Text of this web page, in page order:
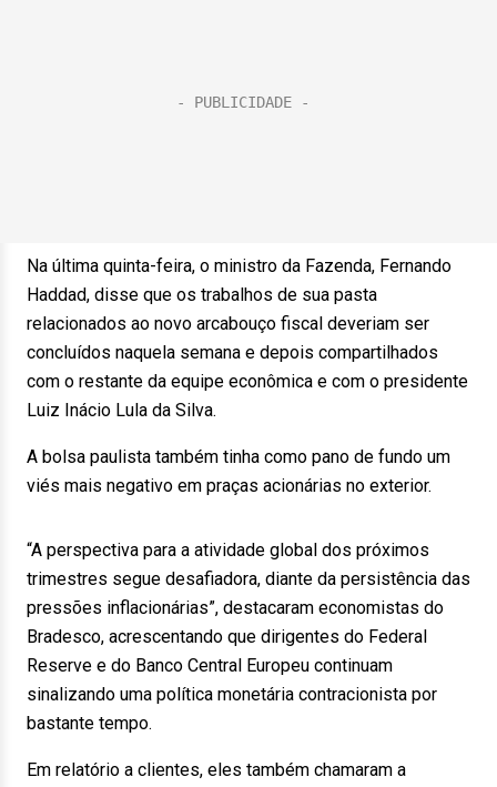
Na última quinta-feira, o ministro da Fazenda, Fernando
Haddad, disse que os trabalhos de sua pasta
relacionados ao novo arcabouço fiscal deveriam ser
concluídos naquela semana e depois compartilhados
com o restante da equipe econômica e com o presidente
Luiz Inácio Lula da Silva.
A bolsa paulista também tinha como pano de fundo um
viés mais negativo em praças acionárias no exterior.
“A perspectiva para a atividade global dos próximos
trimestres segue desafiadora, diante da persistência das
pressões inflacionárias”, destacaram economistas do
Bradesco, acrescentando que dirigentes do Federal
Reserve e do Banco Central Europeu continuam
sinalizando uma política monetária contracionista por
bastante tempo.
Em relatório a clientes, eles também chamaram a